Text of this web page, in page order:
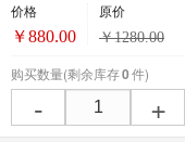
价格
￥880.00
原价
￥1280.00
购买数量(剩余库存0件)
- +